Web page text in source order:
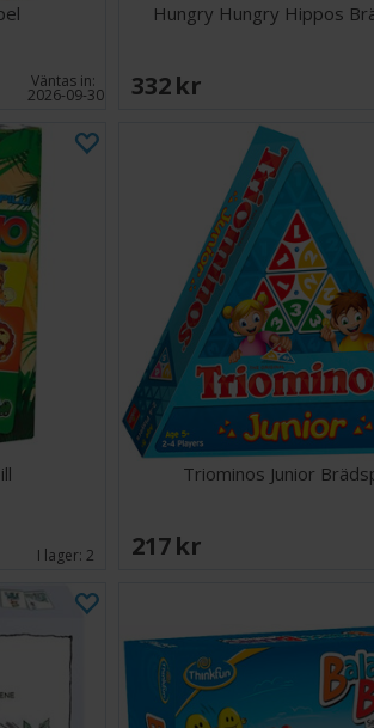
Väntas in:
2026-09-30
Hungry Hungry Hippos
332 SEK
I lager:2
Triominos Junior
217 SEK